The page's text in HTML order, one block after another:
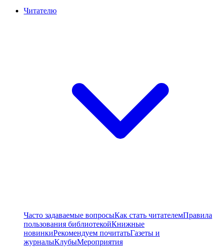
Читателю
Часто задаваемые вопросыКак стать читателемПравила
пользования библиотекойКнижные
новинкиРекомендуем почитатьГазеты и
журналыКлубыМероприятия